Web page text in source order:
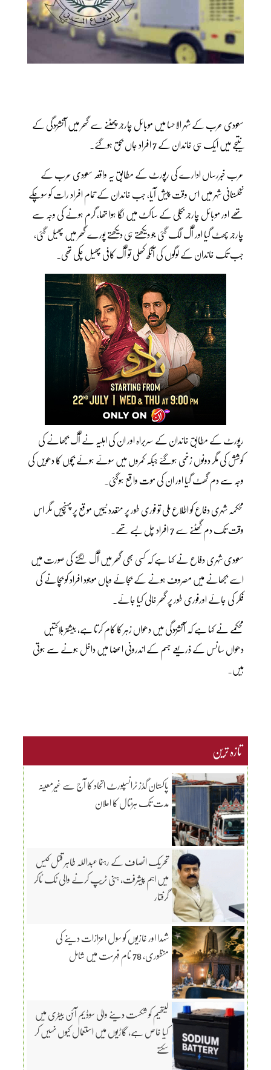
سعودی عرب کے شہر الاحسا میں موبائل چارجر پھٹنے سے گھر میں آتشزدگی کے
نتیجے میں ایک ہی خاندان کے 7 افراد جاں بحق ہوگئے۔
عرب خبررساں ادارے کی رپورٹ کے مطابق یہ واقعہ سعودی عرب کے
نخلستانی شہر میں اس وقت پیش آیا، جب خاندان کے تمام افراد رات کو سوچکے
تھے اور موبائل چارجر بجلی کے ساکٹ میں لگا ہوا تھا، گرم ہونے کی وجہ سے
چارجر پھٹ گیا اور آگ لگ گئی جو دیکھتے ہی دیکھتے پورے گھر میں پھیل گئی،
جب تک خاندان کے لوگوں کی آنکھ کھلی تو آگ کافی پھیل چکی تھی۔
رپورٹ کے مطابق خاندان کے سربراہ اور ان کی اہلیہ نے آگ بجھانے کی
کوشش کی مگر دونوں زخمی ہوگئے جبکہ کمروں میں سوئے ہوئے بچوں کا دھویں کی
وجہ سے دم گھٹ گیا اور ان کی موت واقع ہوگئی۔
محکمہ شہری دفاع کو اطلاع ملی تو فوری طور پر متعدد ٹیمیں موقع پر پہنچیں مگر اس
وقت تک دم گھٹنے سے 7 افراد چل بسے تھے۔
سعودی شہری دفاع نے کہا ہے کہ کسی بھی گھر میں آگ لگنے کی صورت میں
اسے بجھانے میں مصروف ہونے کے بجائے وہاں موجود افراد کو بچانے کی
فکر کی جائے اورفوری طور پر گھر خالی کیا جائے۔
محکمے نے کہا ہے کہ آتشزدگی میں دھواں زہر کا کام کرتا ہے، بیشتر ہلاکتیں
دھواں سانس کے ذریعے جسم کے اندرونی اعضا میں داخل ہونے سے ہوتی
ہیں۔
تازہ ترین
پاکستان گڈز ٹرانسپورٹ اتحاد کا آج سے غیرمعینہ
مدت تک ہڑتال کا اعلان
تحریک انصاف کے رہنما عبداللہ طاہر قتل کیس
میں اہم پیشرفت، ہنی ٹریپ کرنے والی ٹک ٹاکر
گرفتار
شہدا اور غازیوں کو سول اعزازات دینے کی
منظوری، 78 نام فہرست میں شامل
لیتھیم کو شکست دینے والی سوڈیم آئن بیٹری میں
کیا خاص ہے، گاڑیوں میں استعمال کیوں نہیں کر
سکتے